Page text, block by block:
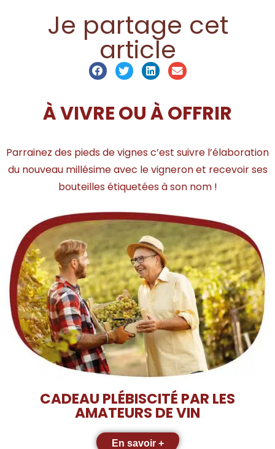
Je partage cet
article
À VIVRE OU À OFFRIR
Parrainez des pieds de vignes c’est suivre l’élaboration
du nouveau millésime avec le vigneron et recevoir ses
bouteilles étiquetées à son nom !
CADEAU PLÉBISCITÉ PAR LES
AMATEURS DE VIN
En savoir +